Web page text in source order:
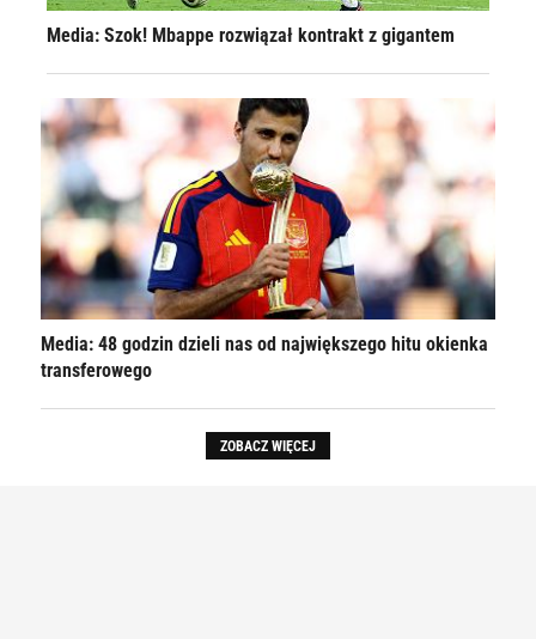
Media: Szok! Mbappe rozwiązał kontrakt z gigantem
Media: 48 godzin dzieli nas od największego hitu okienka
transferowego
ZOBACZ WIĘCEJ